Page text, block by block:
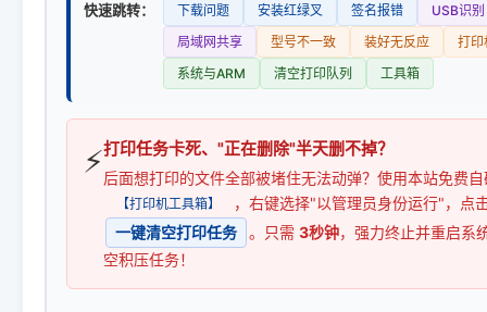
快速跳转： 下载问题 安装红绿叉 签名报错
USB识别
局域网共享
型号不一致 装好无反应
打印
系统与ARM
清空打印队列 工具箱
⚡打印任务卡死、"正在删除"半天删不掉？
后面想打印的文件全部被堵住无法动弹？使用本站免费
【打印机工具箱】
，右键选择"以管理员身份运行"，点
一键清空打印任务
。只需 3秒钟，强力终止并重启系
空积压任务！